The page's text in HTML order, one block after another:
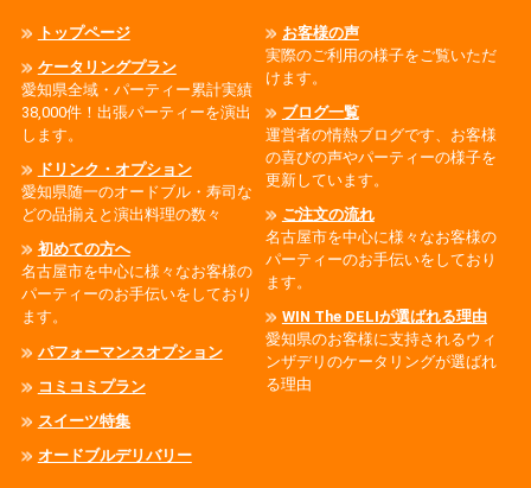
トップページ
ケータリングプラン
愛知県全域・パーティー累計実績
38,000件！出張パーティーを演出
します。
ドリンク・オプション
愛知県随一のオードブル・寿司な
どの品揃えと演出料理の数々
初めての方へ
名古屋市を中心に様々なお客様の
パーティーのお手伝いをしており
ます。
パフォーマンスオプション
コミコミプラン
スイーツ特集
オードブルデリバリー
お客様の声
実際のご利用の様子をご覧いただ
けます。
ブログ一覧
運営者の情熱ブログです、お客様
の喜びの声やパーティーの様子を
更新しています。
ご注文の流れ
名古屋市を中心に様々なお客様の
パーティーのお手伝いをしており
ます。
WIN The DELIが選ばれる理由
愛知県のお客様に支持されるウィ
ンザデリのケータリングが選ばれ
る理由